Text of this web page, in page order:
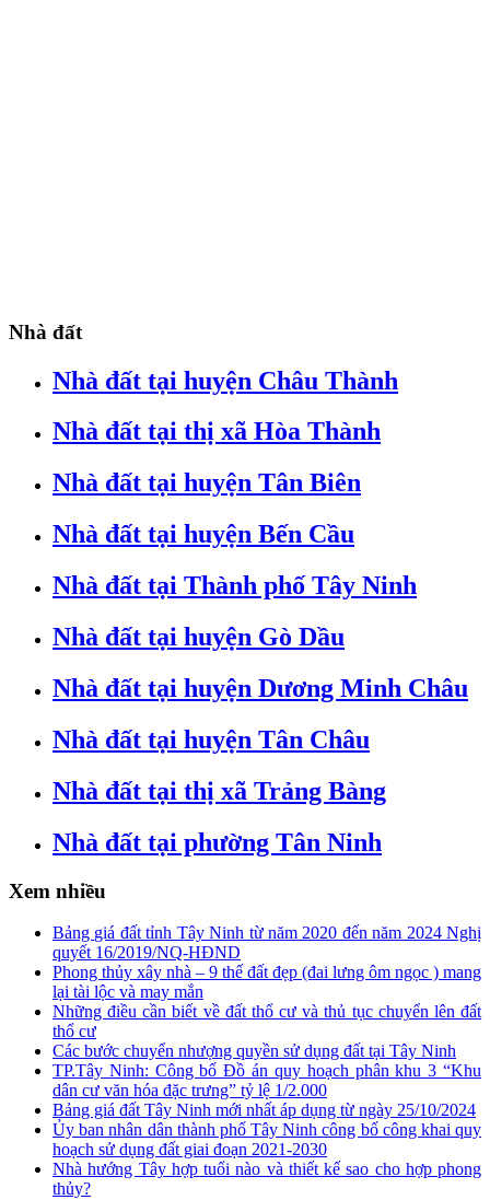
Nhà đất
Nhà đất tại huyện Châu Thành
Nhà đất tại thị xã Hòa Thành
Nhà đất tại huyện Tân Biên
Nhà đất tại huyện Bến Cầu
Nhà đất tại Thành phố Tây Ninh
Nhà đất tại huyện Gò Dầu
Nhà đất tại huyện Dương Minh Châu
Nhà đất tại huyện Tân Châu
Nhà đất tại thị xã Trảng Bàng
Nhà đất tại phường Tân Ninh
Xem nhiều
Bảng giá đất tỉnh Tây Ninh từ năm 2020 đến năm 2024 Nghị
quyết 16/2019/NQ-HĐND
Phong thủy xây nhà – 9 thế đất đẹp (đai lưng ôm ngọc ) mang
lại tài lộc và may mắn
Những điều cần biết về đất thổ cư và thủ tục chuyển lên đất
thổ cư
Các bước chuyển nhượng quyền sử dụng đất tại Tây Ninh
TP.Tây Ninh: Công bố Đồ án quy hoạch phân khu 3 “Khu
dân cư văn hóa đặc trưng” tỷ lệ 1/2.000
Bảng giá đất Tây Ninh mới nhất áp dụng từ ngày 25/10/2024
Ủy ban nhân dân thành phố Tây Ninh công bố công khai quy
hoạch sử dụng đất giai đoạn 2021-2030
Nhà hướng Tây hợp tuổi nào và thiết kế sao cho hợp phong
thủy?